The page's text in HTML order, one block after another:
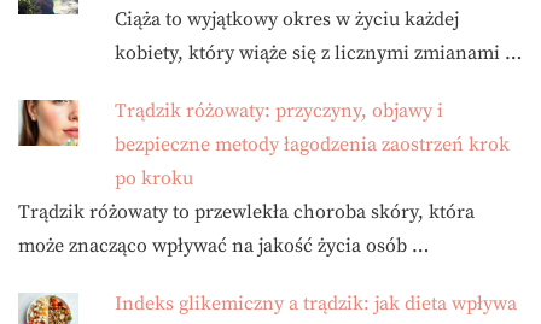
Ciąża to wyjątkowy okres w życiu każdej
kobiety, który wiąże się z licznymi zmianami …
Trądzik różowaty: przyczyny, objawy i
bezpieczne metody łagodzenia zaostrzeń krok
po kroku
Trądzik różowaty to przewlekła choroba skóry, która
może znacząco wpływać na jakość życia osób …
Indeks glikemiczny a trądzik: jak dieta wpływa